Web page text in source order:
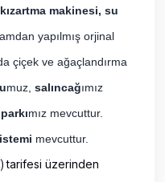
makinesi, su
yapılmış orjinal
çiçek ve ağaçlandırma
muz, salıncağımız
mız mevcuttur.
mevcuttur.
tarifesi üzerinden